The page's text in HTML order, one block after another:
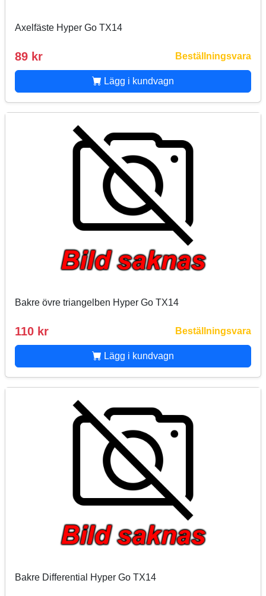
Axelfäste Hyper Go TX14
89 kr Beställningsvara
Lägg i kundvagn
Bakre övre triangelben Hyper Go TX14
110 kr Beställningsvara
Lägg i kundvagn
Bakre Differential Hyper Go TX14